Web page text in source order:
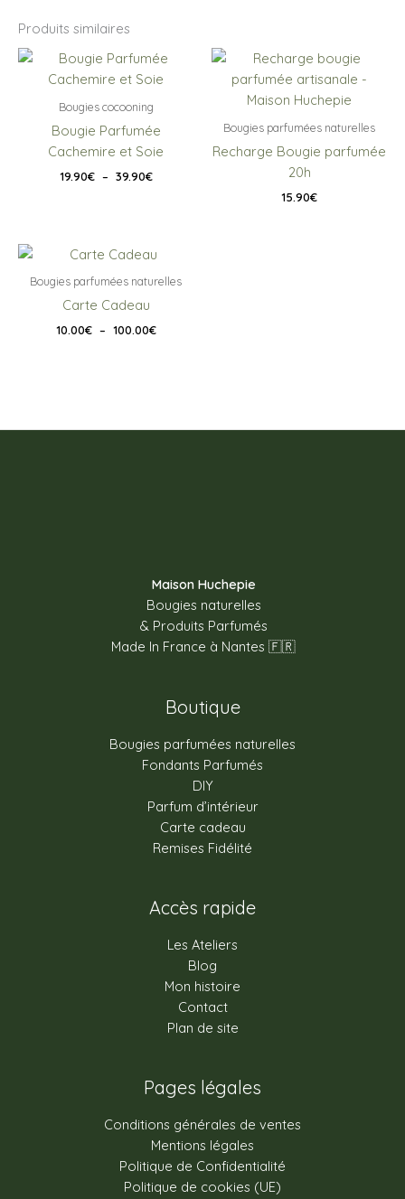
Produits similaires
Bougies cocooning
Bougie Parfumée
Cachemire et Soie
19.90€ – 39.90€Plage
39.90€
Bougies parfumées naturelles
Recharge Bougie parfumée
20h
15.90€
Bougies parfumées naturelles
Carte Cadeau
10.00€ – 100.00€Plage
Maison Huchepie
Bougies naturelles
& Produits Parfumés
Made In France à Nantes 🇫🇷
Boutique
Bougies parfumées naturelles
Fondants Parfumés
DIY
Parfum d’intérieur
Carte cadeau
Remises Fidélité
Accès rapide
Les Ateliers
Blog
Mon histoire
Contact
Plan de site
Pages légales
Conditions générales de ventes
Mentions légales
Politique de Confidentialité
Politique de cookies (UE)